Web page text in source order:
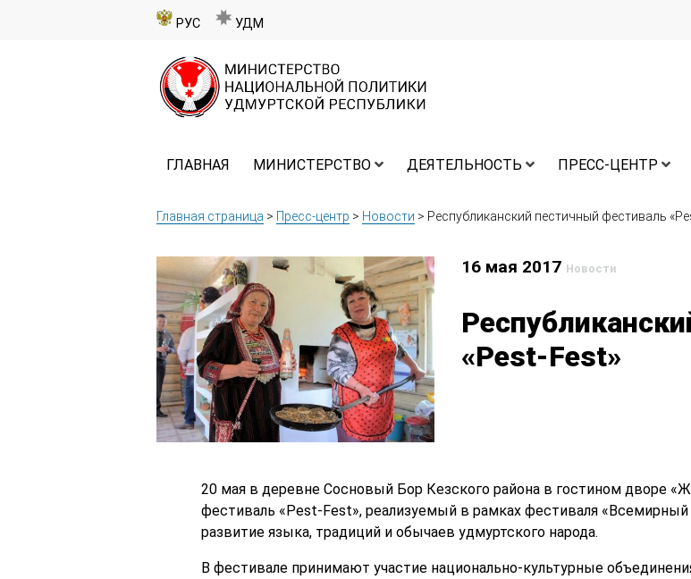
РУС УДМ
ГЛАВНАЯ МИНИСТЕРСТВО ДЕЯТЕЛЬНОСТЬ ПРЕСС-ЦЕНТР
Главная страница > Пресс-центр > Новости > Республиканский пестичный фестиваль
16 мая 2017 Новости
«Pest-Fest»
20 мая в деревне Сосновый Бор Кезского района в гостином дворе
фестиваль «Pest-Fest», реализуемый в рамках фестиваля
развитие языка, традиций и обычаев удмуртского народа.
В фестивале принимают участие национально-культурные